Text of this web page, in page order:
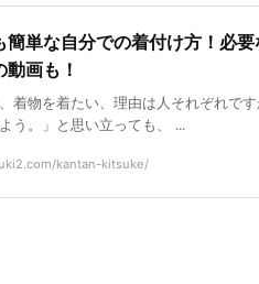
簡単な自分での着付け方！必要
画も！
着物を着たい、理由は人それぞれです
う。」と思い立っても、 ...
kantan-kitsuke/